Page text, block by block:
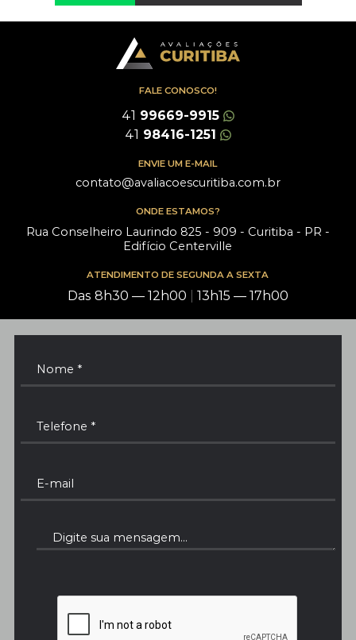
ENVIE UM E-MAIL
contato@avaliacoescuritiba.com.br
ONDE ESTAMOS?
Rua Conselheiro Laurindo 825 - 909 - Curitiba - PR -
Edifício Centerville
FALE CONOSCO!
41 99669-9915
41 98416-1251
ATENDIMENTO DE SEGUNDA A SEXTA
Das 8h30 — 12h00 13h15 — 17h00